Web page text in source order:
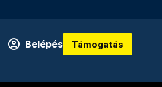
Belépés Támogatás